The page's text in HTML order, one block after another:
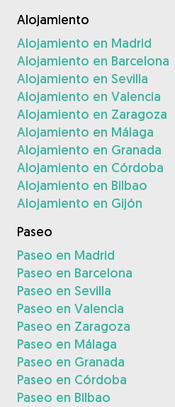
Alojamiento
Alojamiento en Madrid
Alojamiento en Barcelona
Alojamiento en Sevilla
Alojamiento en Valencia
Alojamiento en Zaragoza
Alojamiento en Málaga
Alojamiento en Granada
Alojamiento en Córdoba
Alojamiento en Bilbao
Alojamiento en Gijón
Paseo
Paseo en Madrid
Paseo en Barcelona
Paseo en Sevilla
Paseo en Valencia
Paseo en Zaragoza
Paseo en Málaga
Paseo en Granada
Paseo en Córdoba
Paseo en Bilbao